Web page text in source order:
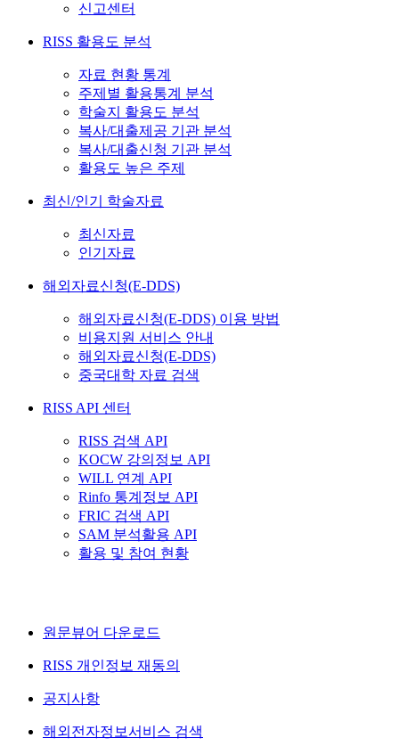
신고센터
RISS 활용도 분석
자료 현황 통계
주제별 활용통계 분석
학술지 활용도 분석
복사/대출제공 기관 분석
복사/대출신청 기관 분석
활용도 높은 주제
최신/인기 학술자료
최신자료
인기자료
해외자료신청(E-DDS)
해외자료신청(E-DDS) 이용 방법
비용지원 서비스 안내
해외자료신청(E-DDS)
중국대학 자료 검색
RISS API 센터
RISS 검색 API
KOCW 강의정보 API
WILL 연계 API
Rinfo 통계정보 API
FRIC 검색 API
SAM 분석활용 API
활용 및 참여 현황
원문뷰어 다운로드
RISS 개인정보 재동의
공지사항
해외전자정보서비스 검색